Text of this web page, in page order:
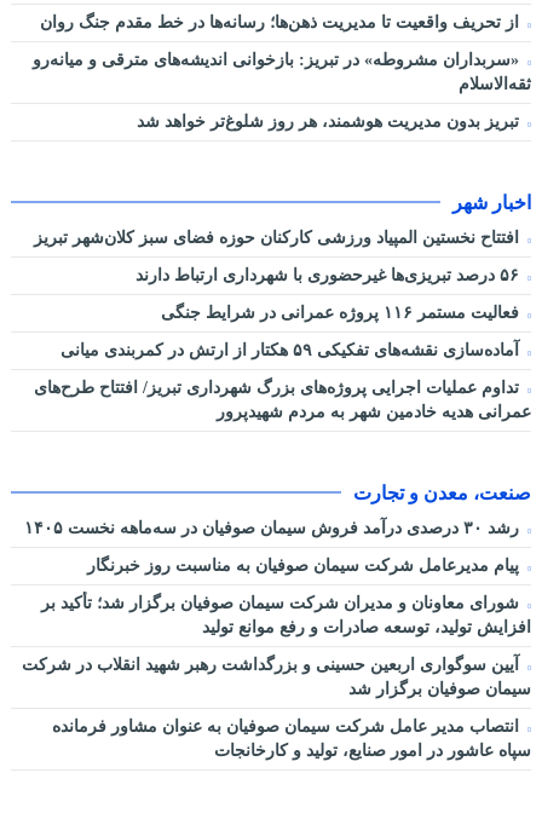
از تحریف واقعیت تا مدیریت ذهن‌ها؛ رسانه‌ها در خط مقدم جنگ روان
«سربداران مشروطه» در تبریز: بازخوانی اندیشه‌های مترقی و میانه‌رو
ثقه‌الاسلام
تبریز بدون مدیریت هوشمند، هر روز شلوغ‌تر خواهد شد
اخبار شهر
افتتاح نخستین المپیاد ورزشی کارکنان حوزه فضای سبز کلان‌شهر تبریز
فعالیت مستمر ۱۱۶ پروژه عمرانی در شرایط جنگی
آماده‌سازی نقشه‌های تفکیکی ۵۹ هکتار از ارتش در کمربندی میانی
تداوم عملیات اجرایی پروژه‌های بزرگ شهرداری تبریز/ افتتاح طرح‌های
عمرانی هدیه خادمین شهر به مردم شهیدپرور
صنعت، معدن و تجارت
رشد ۳۰ درصدی درآمد فروش سیمان صوفیان در سه‌ماهه نخست ۱۴۰۵
پیام مدیرعامل شرکت سیمان صوفیان به مناسبت روز خبرنگار
شورای معاونان و مدیران شرکت سیمان صوفیان برگزار شد؛ تأکید بر
افزایش تولید، توسعه صادرات و رفع موانع تولید
آیین سوگواری اربعین حسینی و بزرگداشت رهبر شهید انقلاب در شرکت
سیمان صوفیان برگزار شد
انتصاب مدیر عامل شرکت سیمان صوفیان به عنوان مشاور فرمانده
سپاه عاشور در امور صنایع، تولید و کارخانجات